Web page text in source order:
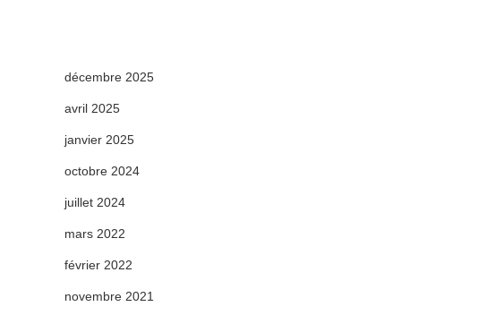
décembre 2025
avril 2025
janvier 2025
octobre 2024
juillet 2024
mars 2022
février 2022
novembre 2021